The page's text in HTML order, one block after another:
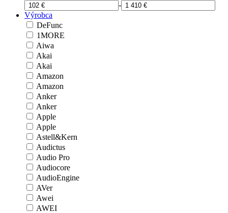
-
Výrobca
DeFunc
1MORE
Aiwa
Akai
Akai
Amazon
Amazon
Anker
Anker
Apple
Apple
Astell&Kern
Audictus
Audio Pro
Audiocore
AudioEngine
AVer
Awei
AWEI